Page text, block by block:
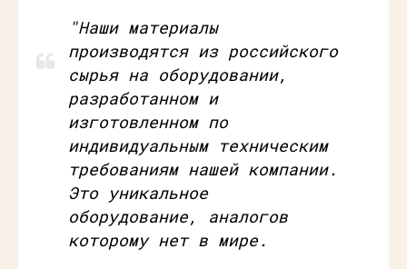
"Наши материалы
производятся из российского
сырья на оборудовании,
разработанном и
изготовленном по
индивидуальным техническим
требованиям нашей компании.
Это уникальное
оборудование, аналогов
которому нет в мире.